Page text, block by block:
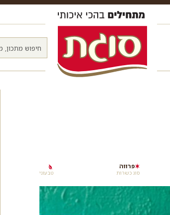
סוג כשרות
פרווה
טבעוני